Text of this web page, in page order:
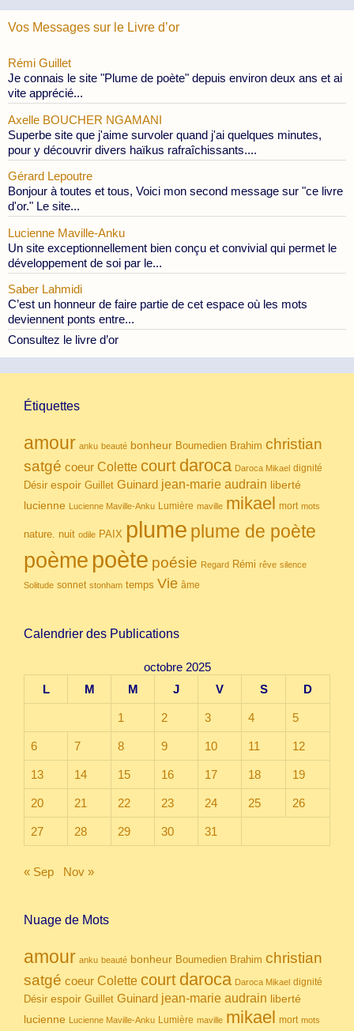
Vos Messages sur le Livre d’or
Rémi Guillet
Je connais le site "Plume de poète" depuis environ deux ans et ai
vite apprécié...
Axelle BOUCHER NGAMANI
Superbe site que j'aime survoler quand j'ai quelques minutes,
pour y découvrir divers haïkus rafraîchissants....
Gérard Lepoutre
Bonjour à toutes et tous, Voici mon second message sur "ce livre
d'or." Le site...
Lucienne Maville-Anku
Un site exceptionnellement bien conçu et convivial qui permet le
développement de soi par le...
Saber Lahmidi
C’est un honneur de faire partie de cet espace où les mots
deviennent ponts entre...
Consultez le livre d’or
Étiquettes
amour anku beauté bonheur Boumedien Brahim christian
satgé coeur Colette court daroca Daroca Mikael dignité
Désir espoir Guillet Guinard jean-marie audrain liberté
lucienne Lucienne Maville-Anku Lumière maville mikael mort mots
nature. nuit odile PAIX plume plume de poète
poème poète poésie Regard Rémi rêve silence
Solitude sonnet stonham temps Vie âme
Calendrier des Publications
octobre 2025
L
M M J V S D
1 2 3 4 5
6 7 8 9 10 11 12
13 14 15 16 17 18 19
20 21 22 23 24 25 26
27 28 29 30 31
« Sep Nov »
Nuage de Mots
amour anku beauté bonheur Boumedien Brahim christian
satgé coeur Colette court daroca Daroca Mikael dignité
Désir espoir Guillet Guinard jean-marie audrain liberté
lucienne Lucienne Maville-Anku Lumière maville mikael mort mots